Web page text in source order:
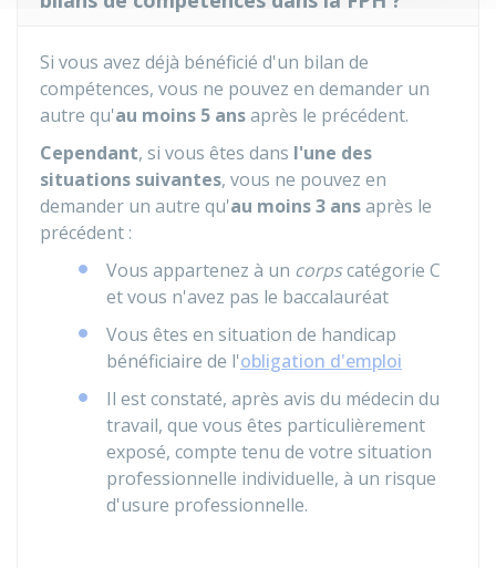
Si vous avez déjà bénéficié d'un bilan de
compétences, vous ne pouvez en demander un
autre qu'au moins 5 ansaprès le précédent.
Cependant, si vous êtes dans l'une des
situations suivantes, vous ne pouvez en
demander un autre qu'au moins 3 ansaprès le
précédent :
Vous appartenez à un corpscatégorie C
et vous n'avez pas le baccalauréat
Vous êtes en situation de handicap
bénéficiaire de l'obligation d'emploi
Il est constaté, après avis du médecin du
travail, que vous êtes particulièrement
exposé, compte tenu de votre situation
professionnelle individuelle, à un risque
d'usure professionnelle.